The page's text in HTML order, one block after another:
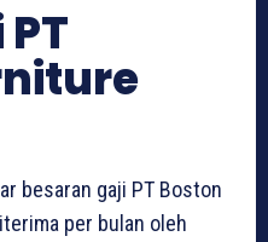
besaran gaji PT Boston
per bulan oleh